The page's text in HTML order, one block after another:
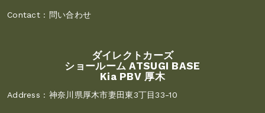
Contact : 問い合わせ
ダイレクトカーズ
ショールーム ATSUGI BASE
Kia PBV 厚木
Address : 神奈川県厚木市妻田東3丁目33-10